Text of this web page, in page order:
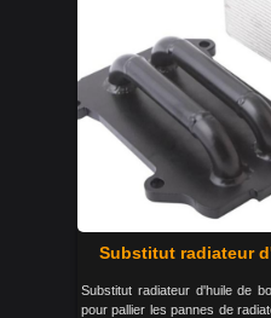
Substitut radiateur
Substitut radiateur d'huile de
pour pallier les pannes de